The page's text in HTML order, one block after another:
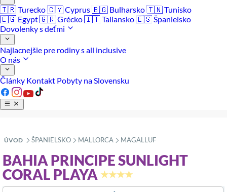
🇹🇷 Turecko🇨🇾 Cyprus🇧🇬 Bulharsko🇹🇳 Tunisko
🇪🇬 Egypt🇬🇷 Grécko🇮🇹 Taliansko🇪🇸 Španielsko
Dovolenky s deťmi
Najlacnejšie pre rodiny s all inclusive
O nás
Články Kontakt Pobyty na Slovensku
ÚVOD »
ŠPANIELSKO »
MALLORCA »
MAGALLUF
BAHIA PRINCIPE SUNLIGHT
CORAL PLAYA ★★★★